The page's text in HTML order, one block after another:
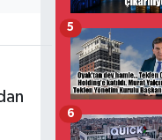
5
6